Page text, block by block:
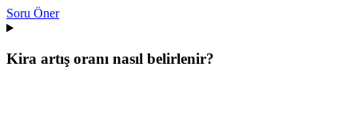
Soru Öner
Kira artış oranı nasıl belirlenir?